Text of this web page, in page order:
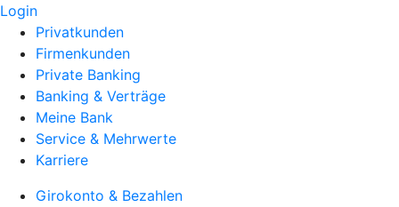
Login
Privatkunden
Firmenkunden
Private Banking
Banking & Verträge
Meine Bank
Service & Mehrwerte
Karriere
Girokonto & Bezahlen